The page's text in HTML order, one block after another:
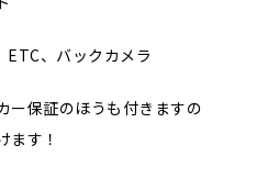
ETC、バックカメラ
ー保証のほうも付きますの
ます！